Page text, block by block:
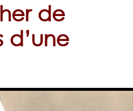
de
d’une